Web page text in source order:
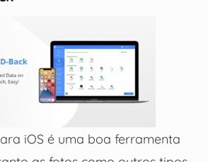
iOS é uma boa ferramenta